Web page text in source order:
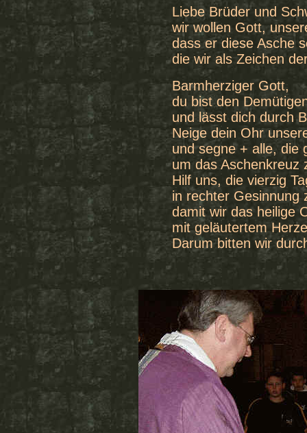
Liebe Brüder und
wir wollen Gott,
dass er diese Asche
die wir als Zeichen
Barmherziger Gott,
du bist den
und lässt dich durch
Neige dein Ohr
und segne + alle, die
um das Aschenkreuz
Hilf uns, die vierzig
in rechter Gesinnung
damit wir das heilige
mit geläutertem
Darum bitten wir